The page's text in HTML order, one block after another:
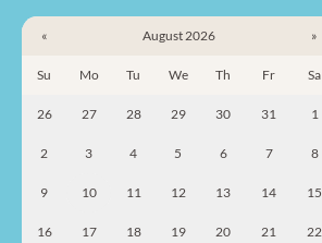
« August 2026 »
Su Mo Tu We Th Fr Sa
26 27 28 29 30 31 1
2 3 4 5 6 7 8
9 10 11 12 13 14 15
16 17 18 19 20 21 22